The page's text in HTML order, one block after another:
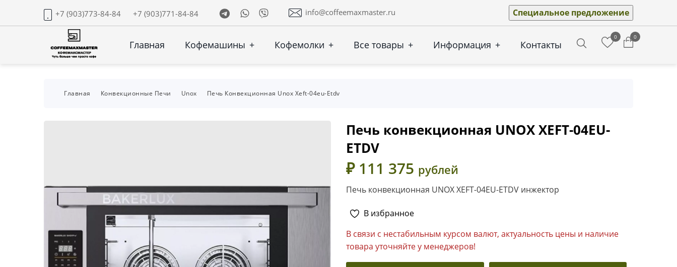
+7 (903)773-84-84 +7 (903)771-84-84 TelegramWhatsapp
Viber info@coffeemaxmaster.ru Специальное предложение
Главная Кофемашины + Кофемолки + Все товары + Информация + Контакты
0 0
Главная Конвекционные Печи Unox Печь Конвекционная Unox Xeft-04eu-Etdv
Печь конвекционная UNOX XEFT-04EU-
ETDV
₽ 111 375 рублей
Печь конвекционная UNOX XEFT-04EU-ETDV инжектор
В избранное
В связи с нестабильным курсом валют, актуальность цены и наличие
товара уточняйте у менеджеров!